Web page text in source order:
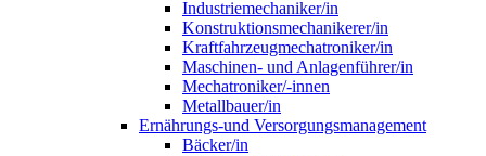
Industriemechaniker/in
Konstruktionsmechanikerer/in
Kraftfahrzeugmechatroniker/in
Maschinen- und Anlagenführer/in
Mechatroniker/-innen
Metallbauer/in
Ernährungs-und Versorgungsmanagement
Bäcker/in